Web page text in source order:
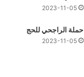
2023-11-05
حملة الراجحي للحج
2023-11-05